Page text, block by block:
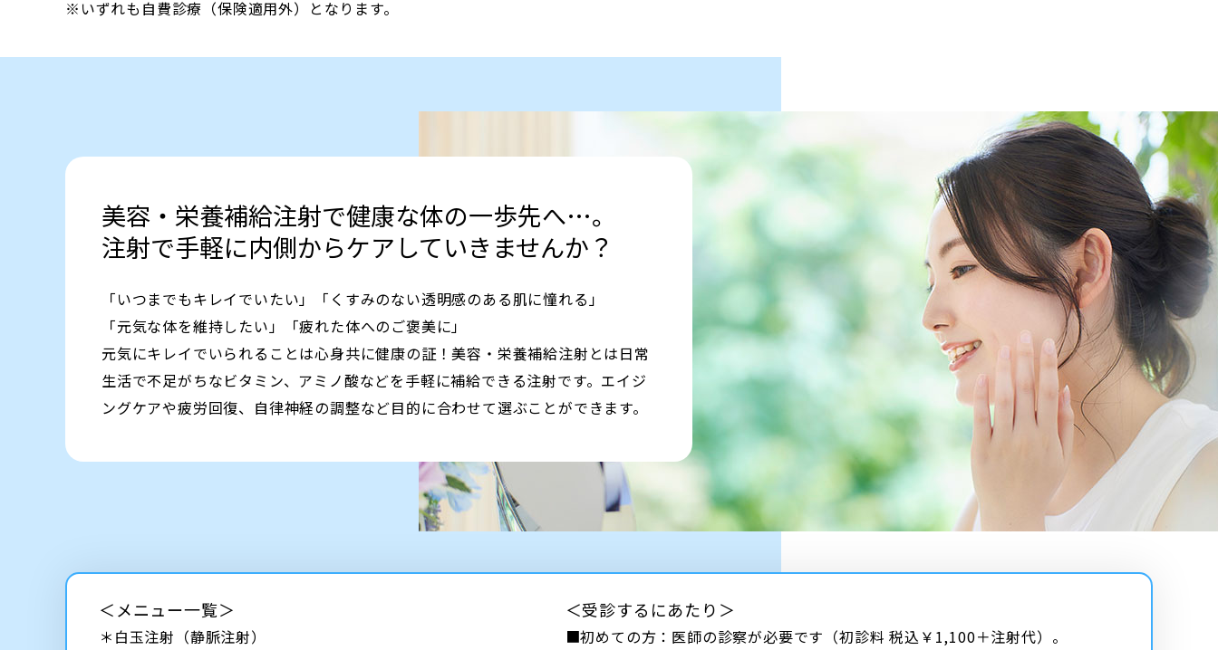
※いずれも自費診療（保険適用外）となります。
美容・栄養補給注射で健康な体の一歩先へ…。
注射で手軽に内側からケアしていきませんか？
「いつまでもキレイでいたい」「くすみのない透明感のある肌に憧れる」
「元気な体を維持したい」「疲れた体へのご褒美に」
元気にキレイでいられることは心身共に健康の証！美容・栄養補給注射とは日常
生活で不足がちなビタミン、アミノ酸などを手軽に補給できる注射です。エイジ
ングケアや疲労回復、自律神経の調整など目的に合わせて選ぶことができます。
＜メニュー一覧＞
＊白玉注射（静脈注射）
＜受診するにあたり＞
■初めての方：医師の診察が必要です（初診料 税込￥1,100＋注射代）。